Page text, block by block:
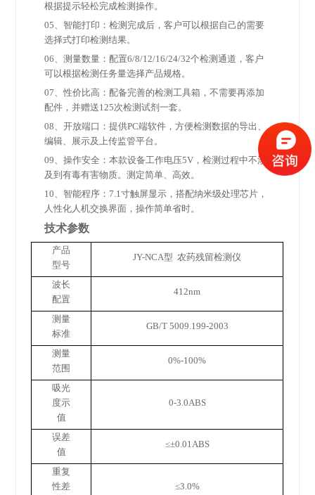
根据提示轻松完成检测操作。
05、智能打印：检测完成后，客户可以根据自己的需要
选择式打印检测结果。
06、测量数量：配置6/8/12/16/24/32个检测通道，客户
可以根据检测任务量选择产品规格。
07、性价比高：配备完善的检测工具箱，不需要再添加
配件，并赠送125次检测试剂一套。
08、开放端口：提供PC端软件，方便检测数据的导出、
编辑、展示及上传监管平台。
09、操作安全：本款设备工作电压5V，检测过程中不涉
及到有毒有害物质。测定简单、高效。
10、智能程序：7.1寸触屏显示，搭配纳米级处理芯片，
人性化人机交换界面，操作简单省时。
技术参数
产品
型号
JY-NCA型 农药残留检测仪
波长
配置
412nm
测量
标准
GB/T 5009.199-2003
测量
范围
0%-100%
吸光
度示
值
0-3.0ABS
误差
值
≤±0.01ABS
重复
性差
≤3.0%